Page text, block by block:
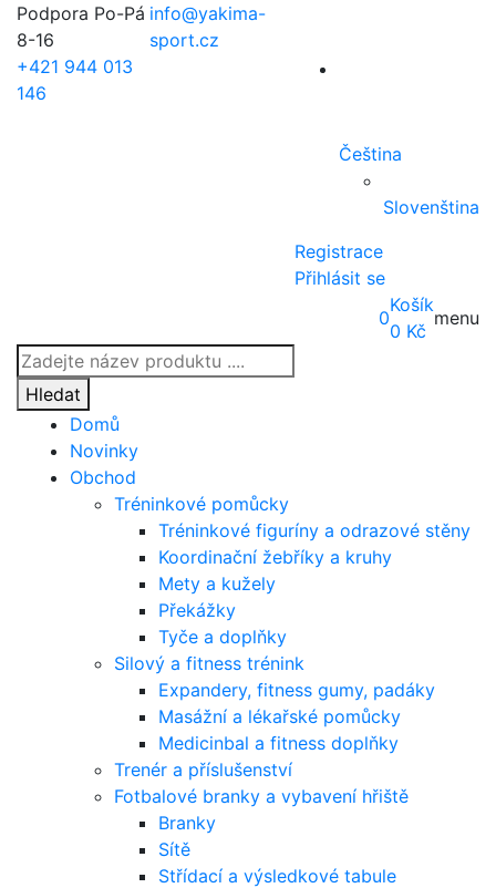
Podpora Po-Pá
8-16
+421 944 013
146
info@yakima-
sport.cz
Čeština
Slovenština
Registrace
Přihlásit se
Products
search
Hledat
0
Košík
0 Kč
menu
Domů
Novinky
Obchod
Tréninkové pomůcky
Tréninkové figuríny a odrazové stěny
Koordinační žebříky a kruhy
Mety a kužely
Překážky
Tyče a doplňky
Silový a fitness trénink
Expandery, fitness gumy, padáky
Masážní a lékařské pomůcky
Medicinbal a fitness doplňky
Trenér a příslušenství
Fotbalové branky a vybavení hřiště
Branky
Sítě
Střídací a výsledkové tabule